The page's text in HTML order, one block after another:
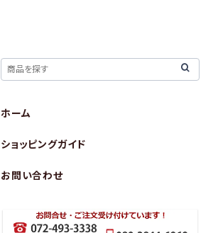
ホーム
ショッピングガイド
お問い合わせ